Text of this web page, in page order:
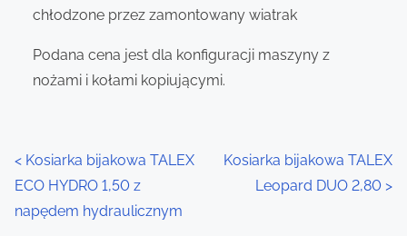
chłodzone przez zamontowany wiatrak
Podana cena jest dla konfiguracji maszyny z
nożami i kołami kopiującymi.
P
o
< Kosiarka bijakowa TALEX
ECO HYDRO 1,50 z
napędem hydraulicznym
Kosiarka bijakowa TALEX
Leopard DUO 2,80 >